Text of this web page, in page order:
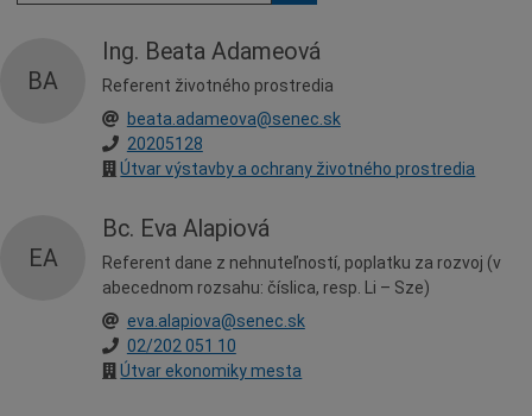
BA
Ing. Beata Adameová
Referent životného prostredia
beata.adameova@senec.sk
20205128
Útvar výstavby a ochrany životného prostredia
EA
Bc. Eva Alapiová
Referent dane z nehnuteľností, poplatku za rozvoj (v
abecednom rozsahu: číslica, resp. Li – Sze)
eva.alapiova@senec.sk
02/202 051 10
Útvar ekonomiky mesta